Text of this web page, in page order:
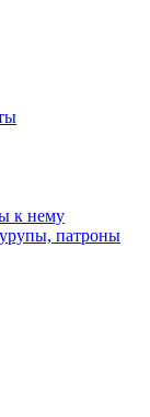
к нему
патроны